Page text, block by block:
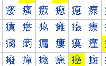
瘘 瘙 瘚 瘛 瘜 瘝
瘨 瘩 瘪 瘫 瘬 瘭
瘸 瘹 瘺 瘻 瘼 瘽
癈 癉 癊 癋 癌 癍